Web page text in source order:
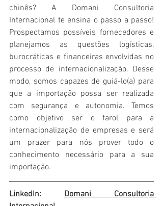
chinês? A Domani Consultoria
Internacional te ensina o passo a passo!
Prospectamos possíveis fornecedores e
planejamos as questões logísticas,
burocráticas e financeiras envolvidas no
processo de internacionalização. Desse
modo, somos capazes de guiá-lo(a) para
que a importação possa ser realizada
com segurança e autonomia. Temos
como objetivo ser o farol para a
internacionalização de empresas e será
um prazer para nós prover todo o
conhecimento necessário para a sua
importação.
LinkedIn: Domani Consultoria